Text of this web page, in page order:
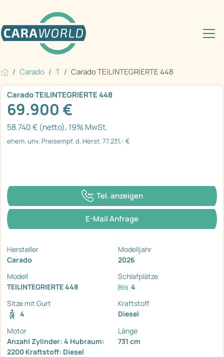
Carado T Carado TEILINTEGRIERTE 448
Carado TEILINTEGRIERTE 448
69.900 €
58.740 € (netto), 19% MwSt.
ehem. unv. Preisempf. d. Herst. 77.231,- €
Tel. anzeigen
E-Mail Anfrage
Hersteller
Carado
Modelljahr
2026
Modell
TEILINTEGRIERTE 448
Schlafplätze
4
Sitze mit Gurt
4
Kraftstoff
Diesel
Motor
Anzahl Zylinder: 4 Hubraum:
2200 Kraftstoff: Diesel
Länge
731 cm